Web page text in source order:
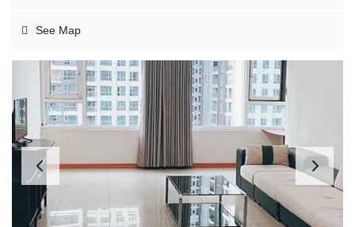
See Map